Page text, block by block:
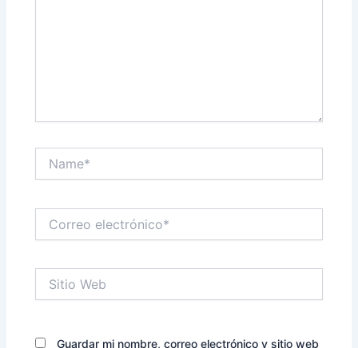
electrónico*
Web
Guardar mi nombre, correo electrónico y sitio web